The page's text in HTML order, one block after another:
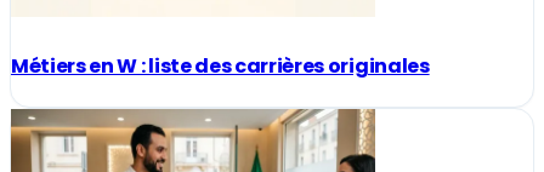
Métiers en W : liste des carrières originales